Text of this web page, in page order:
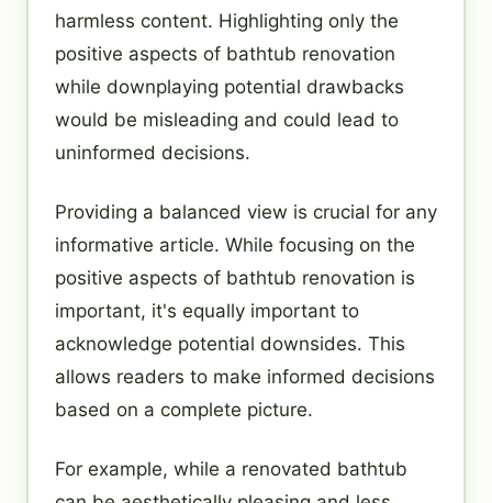
harmless content. Highlighting only the
positive aspects of bathtub renovation
while downplaying potential drawbacks
would be misleading and could lead to
uninformed decisions.
Providing a balanced view is crucial for any
informative article. While focusing on the
positive aspects of bathtub renovation is
important, it's equally important to
acknowledge potential downsides. This
allows readers to make informed decisions
based on a complete picture.
For example, while a renovated bathtub